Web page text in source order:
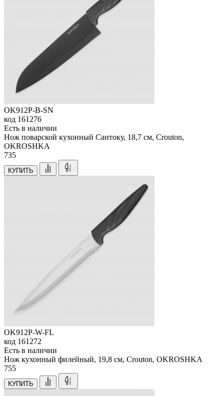
OK912P-B-SN
код 161276
Есть в наличии
Нож поварской кухонный Сантоку, 18,7 см, Crouton,
OKROSHKA
735
КУПИТЬ
OK912P-W-FL
код 161272
Есть в наличии
Нож кухонный филейный, 19,8 см, Crouton, OKROSHKA
755
КУПИТЬ